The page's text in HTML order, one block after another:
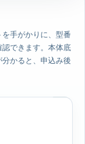
手がかりに、型番
できます。本体底
かると、申込み後